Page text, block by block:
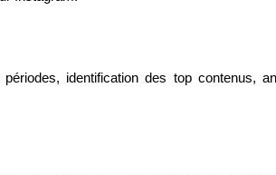
identification des top contenus,